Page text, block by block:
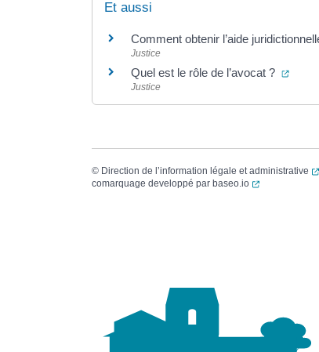
Et aussi
Comment obtenir l’aide
Justice
Quel est le rôle de l’avocat ?
Justice
© Direction de l’information légale et administrative
comarquage developpé par baseo.io (ouverture